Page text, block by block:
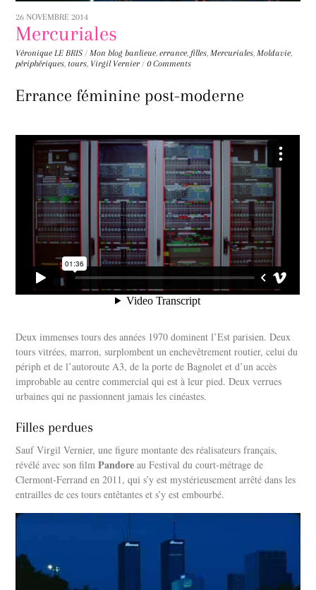
26 NOVEMBRE 2014
Mercuriales
Véronique LE BRIS / Mon blog banlieue,errance, filles,Mercuriales,Moldavie,
périphériques, tours, Virgil Vernier / 0 Comments
Errance féminine post-moderne
Deux immenses tours des années 1970 dominent l’Est parisien. Deux
tours vitrées, marron, surplombent un enchevêtrement routier, celui du
périph et de l’autoroute A3, de la porte de Bagnolet et d’un accès
improbable au centre commercial qui est à leur pied. Deux verrues
urbaines qui ne passionnent jamais les cinéastes.
Filles perdues
Sauf Virgil Vernier, une figure montante des réalisateurs français,
révélé avec son filmPandore au Festival du court-métrage de
Clermont-Ferrand en 2011, qui s’y est mystérieusement arrêté dans les
entrailles de ces tours entêtantes et s’y est embourbé.